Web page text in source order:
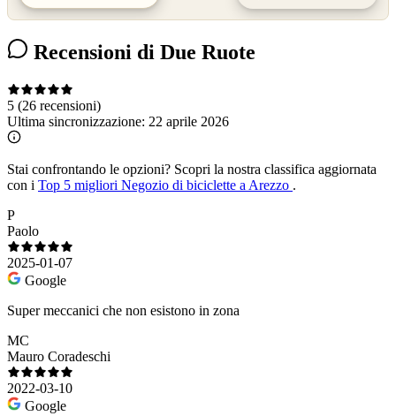
Recensioni di Due Ruote
5 (26 recensioni)
Ultima sincronizzazione: 22 aprile 2026
Stai confrontando le opzioni? Scopri la nostra classifica aggiornata
con i Top 5 migliori Negozio di biciclette a Arezzo .
P
Paolo
2025-01-07
Google
Super meccanici che non esistono in zona
MC
Mauro Coradeschi
2022-03-10
Google